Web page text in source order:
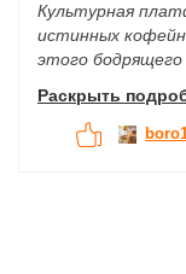
Культурная
истинных
этого бодрящего
Раскрыть